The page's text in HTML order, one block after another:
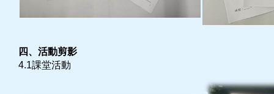
四、活動剪影
4.1課堂活動